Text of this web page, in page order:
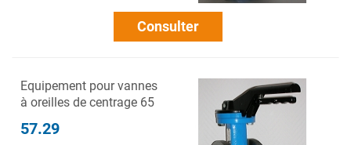
Consulter
Equipement pour vannes
à oreilles de centrage 65
57.29